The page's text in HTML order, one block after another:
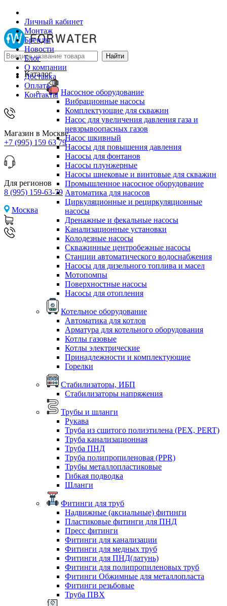
Личный кабинет
Монтаж
Бренды
Новости
Блог
О компании
Доставка
Оплата
Контакты
Магазин в Москве
+7 (995) 159 63 79
Для регионов
8 (995) 159-63-79
Москва
Каталог
Насосное оборудование
Вибрационные насосы
Комплектующие для скважин
Насос для увеличения давления газа и
невзрывоопасных газов
Насос шкивный
Насосы для повышения давления
Насосы для фонтанов
Насосы плунжерные
Насосы шнековые и винтовые для скважин
Промышленное насосное оборудование
Автоматика для насосов
Циркуляционные и рециркуляционные
насосы
Дренажные и фекальные насосы
Канализационные установки
Колодезные насосы
Скважинные центробежные насосы
Станции автоматического водоснабжения
Насосы для дизельного топлива и масел
Мотопомпы
Поверхностные насосы
Насосы для отопления
Котельное оборудование
Автоматика для котлов
Арматура для котельного оборудования
Котлы газовые
Котлы электрические
Принадлежности и комплектующие
Горелки
Стабилизаторы, ИБП
Стабилизаторы напряжения
Трубы и шланги
Рукава
Труба из сшитого полиэтилена (PEX, PERT)
Труба канализационная
Труба ПНД
Труба полипропиленовая (PPR)
Трубы металлопластиковые
Гибкая подводка
Шланги
Фитинги для труб
Надвижные (аксиальные) фитинги
Пластиковые фитинги для ПНД
Пресс фитинги
Фитинги для канализации
Фитинги для медных труб
Фитинги для ПНД(латунь)
Фитинги для полипропиленовых труб
Фитинги Обжимные для металлопласта
Фитинги резьбовые
Труба ПВХ